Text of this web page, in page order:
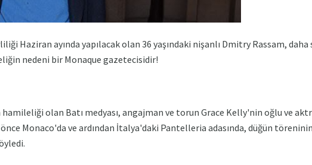
Haziran ayında yapılacak olan 36 yaşındaki nişanlı Dmitry Rassam, daha
nedeni bir Monaque gazetecisidir!
olan Batı medyası, angajman ve torun Grace Kelly'nin oğlu ve
Monaco'da ve ardından İtalya'daki Pantelleria adasında, düğün töreninin